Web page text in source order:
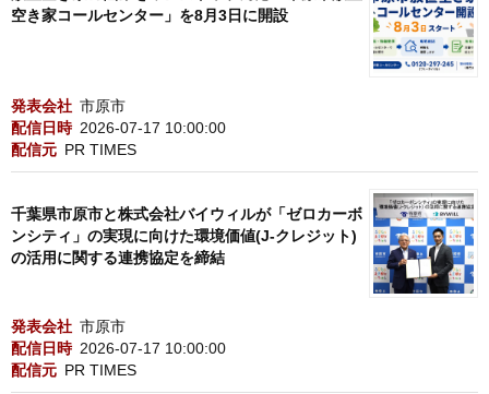
空き家コールセンター」を8月3日に開設
発表会社 市原市
配信日時 2026-07-17 10:00:00
配信元 PR TIMES
千葉県市原市と株式会社バイウィルが「ゼロカーボ
ンシティ」の実現に向けた環境価値(J-クレジット)
の活用に関する連携協定を締結
発表会社 市原市
配信日時 2026-07-17 10:00:00
配信元 PR TIMES